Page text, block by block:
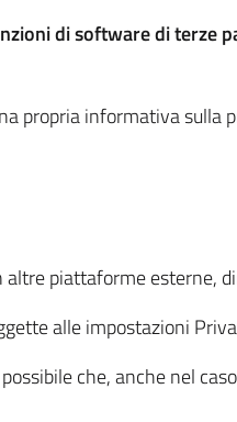
di software di terze
propria informativa sulla
piattaforme esterne,
alle impostazioni
che, anche nel